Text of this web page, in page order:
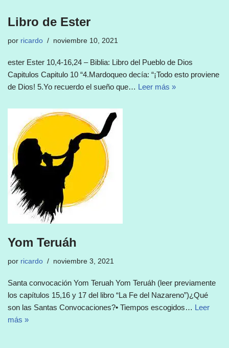
Libro de Ester
por ricardo noviembre 10, 2021
ester Ester 10,4-16,24 – Biblia: Libro del Pueblo de Dios
Capitulos Capitulo 10 “4.Mardoqueo decía: “¡Todo esto proviene
de Dios! 5.Yo recuerdo el sueño que… Leer más »
Yom Teruáh
por ricardo noviembre 3, 2021
Santa convocación Yom Teruah Yom Teruáh (leer previamente
los capítulos 15,16 y 17 del libro “La Fe del Nazareno”)¿Qué
son las Santas Convocaciones?• Tiempos escogidos… Leer
más »